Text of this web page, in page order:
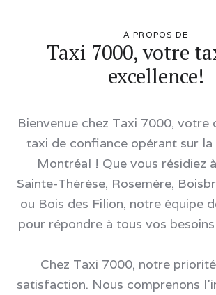
À PROPOS DE
Taxi 7000, votre
excellence!
Bienvenue chez Taxi 7000, votre
taxi de confiance opérant sur
Montréal ! Que vous résidiez
Sainte-Thérèse, Rosemère,
ou Bois des Filion, notre équipe
pour répondre à tous vos
Chez Taxi 7000, notre
satisfaction. Nous comprenons